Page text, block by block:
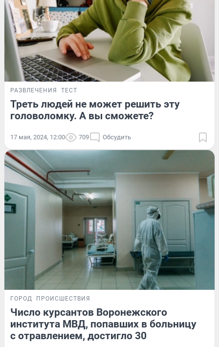
РАЗВЛЕЧЕНИЯ ТЕСТ
Треть людей не может решить эту
головоломку. А вы сможете?
17 мая, 2024, 12:00 709 Обсудить
ГОРОД ПРОИСШЕСТВИЯ
Число курсантов Воронежского
института МВД, попавших в больницу
с отравлением, достигло 30